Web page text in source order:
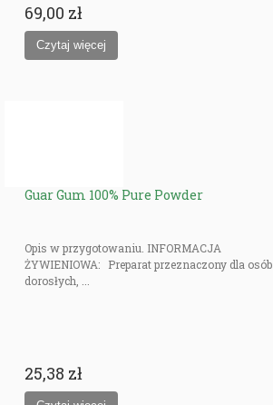
69,00 zł
Guar Gum 100% Pure Powder
Opis w przygotowaniu. INFORMACJA
ŻYWIENIOWA: Preparat przeznaczony dla osób
dorosłych, ...
25,38 zł